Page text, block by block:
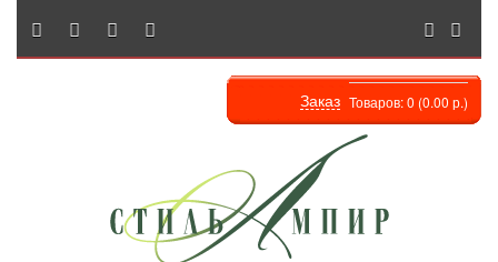
Заказ Товаров: 0 (0.00 р.)